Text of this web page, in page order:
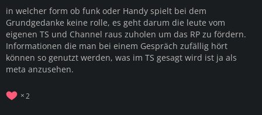
in welcher form ob funk oder Handy spielt bei dem
Grundgedanke keine rolle, es geht darum die leute vom
eigenen TS und Channel raus zuholen um das RP zu fördern.
Informationen die man bei einem Gespräch zufällig hört
können so genutzt werden, was im TS gesagt wird ist ja als
meta anzusehen.
2